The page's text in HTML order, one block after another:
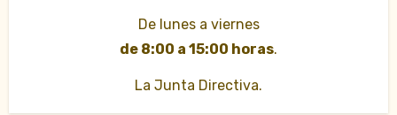
De lunes a viernes
de 8:00 a 15:00 horas.
La Junta Directiva.